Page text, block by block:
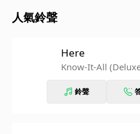
人氣鈴聲
Here
Know-It-All
鈴聲